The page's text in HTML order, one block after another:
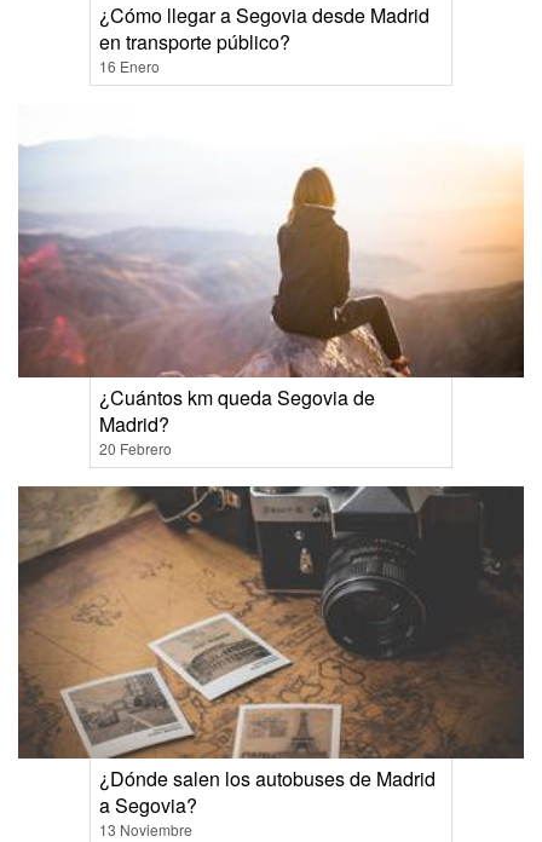
¿Cómo llegar a Segovia desde Madrid
en transporte público?
16 Enero
¿Cuántos km queda Segovia de
Madrid?
20 Febrero
¿Dónde salen los autobuses de Madrid
a Segovia?
13 Noviembre